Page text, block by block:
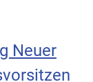
Neuer